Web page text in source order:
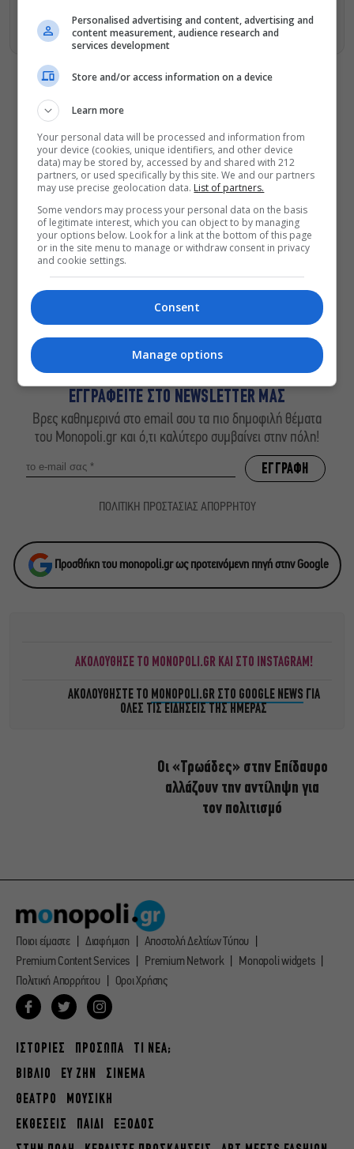
Προσθήκη του monopoli.gr στην Google
ΔΕΙΤΕ ΕΠΙΣΗΣ
Δήμος Αθηναίων: Απομάκρυνση 240
τραπεζοκαθισμάτων σε 13
επιχειρησιακές δράσεις
«Θάλασσα από γυαλί»: Παγκόσμια
πρεμιέρα για τη νέα ταινία του Αλέξη
Αλεξίου
«Δυο μαύρα πουκάμισα»: Το πρώτο
trailer της νέας, πολυαναμενόμενης
δραματικής σειράς του MEGA
ΕΓΓΡΑΦΕΙΤΕ ΣΤΟ NEWSLETTER ΜΑΣ
Βρες καθημερινά στο email σου τα πιο δημοφιλή θέματα
του Monopoli.gr και ό,τι καλύτερο συμβαίνει στην πόλη!
ΠΟΛΙΤΙΚΗ ΠΡΟΣΤΑΣΙΑΣ ΑΠΟΡΡΗΤΟΥ
Προσθήκη του monopoli.gr ως προτεινόμενη πηγή στην Google
ΑΚΟΛΟΥΘΗΣΕ ΤΟ MONOPOLI.GR ΚΑΙ ΣΤΟ INSTAGRAM!
ΑΚΟΛΟΥΘΗΣΤΕ ΤΟ MONOPOLI.GR ΣΤΟ GOOGLE NEWS ΓΙΑ
ΟΛΕΣ ΤΙΣ ΕΙΔΗΣΕΙΣ ΤΗΣ ΗΜΕΡΑΣ
Οι «Τρωάδες» στην Επίδαυρο
αλλάζουν την αντίληψη για
τον πολιτισμό
Ποιοι είμαστε Διαφήμιση
Αποστολή Δελτίων Τύπου
Premium Content Services
Premium Network
Monopoli widgets
Πολιτική Απορρήτου
Οροι Χρήσης
ΙΣΤΟΡΙΕΣ ΠΡΟΣΩΠΑ
ΤΙ ΝΕΑ;
ΒΙΒΛΙΟ
ΕΥ ΖΗΝ
ΣΙΝΕΜΑ
ΘΕΑΤΡΟ
ΜΟΥΣΙΚΗ
ΕΚΘΕΣΕΙΣ
ΠΑΙΔΙ
ΕΞΟΔΟΣ
Personalised advertising and content, advertising and
content measurement, audience research and
services development
Store and/or access information on a device
Learn more
Your personal data will be processed and information from
your device (cookies, unique identifiers, and other device
data) may be stored by, accessed by and shared with 212
partners, or used specifically by this site. We and our partners
may use precise geolocation data. List of partners.
Some vendors may process your personal data on the basis
of legitimate interest, which you can object to by managing
your options below. Look for a link at the bottom of this page
or in the site menu to manage or withdraw consent in privacy
and cookie settings.
Consent
Manage options